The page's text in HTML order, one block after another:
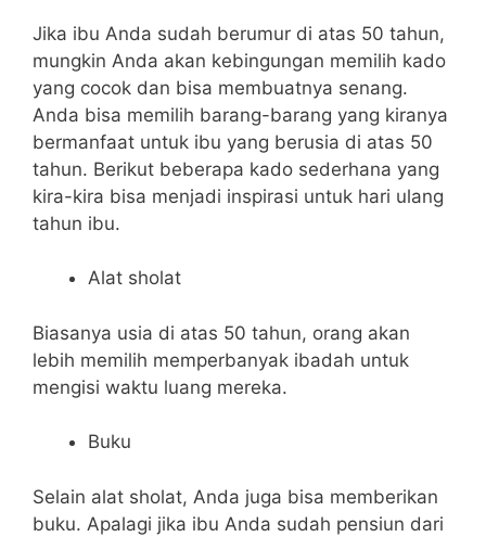
Jika ibu Anda sudah berumur di atas 50 tahun,
mungkin Anda akan kebingungan memilih kado
yang cocok dan bisa membuatnya senang.
Anda bisa memilih barang-barang yang kiranya
bermanfaat untuk ibu yang berusia di atas 50
tahun. Berikut beberapa kado sederhana yang
kira-kira bisa menjadi inspirasi untuk hari ulang
tahun ibu.
Alat sholat
Biasanya usia di atas 50 tahun, orang akan
lebih memilih memperbanyak ibadah untuk
mengisi waktu luang mereka.
Buku
Selain alat sholat, Anda juga bisa memberikan
buku. Apalagi jika ibu Anda sudah pensiun dari